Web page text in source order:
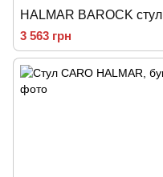
HALMAR BAROCK стул
3 563 грн